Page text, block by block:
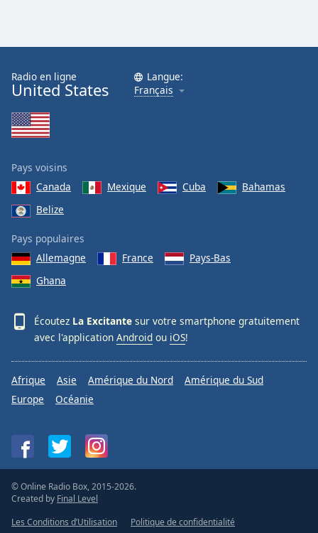
Radio en ligne
United States
Langue:
Français
Pays voisins
Canada
Mexique Cuba
Bahamas
Belize
Pays populaires
Allemagne
France
Pays-Bas
Ghana
Écoutez La Excitante sur votre smartphone gratuitement
avec l'application Android ou iOS!
Afrique Asie Amérique du Nord
Amérique du Sud
Europe
Océanie
© Online Radio Box, 2015-2026.
Created by Final Level
Les Conditions d’Utilisation
Politique de confidentialité